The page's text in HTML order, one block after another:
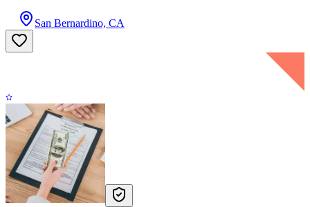
San Bernardino, CA